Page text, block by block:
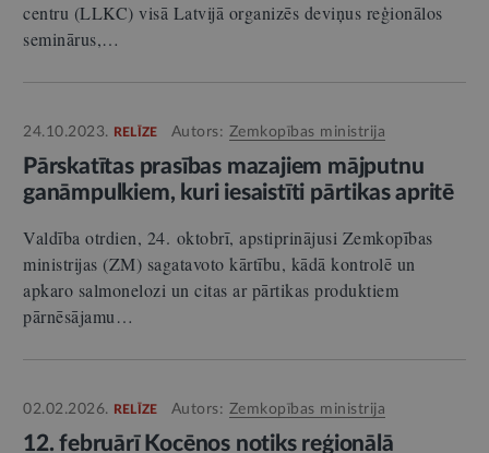
centru (LLKC) visā Latvijā organizēs deviņus reģionālos
seminārus,…
24.10.2023. RELĪZE Autors: Zemkopības ministrija
Pārskatītas prasības mazajiem mājputnu
ganāmpulkiem, kuri iesaistīti pārtikas apritē
Valdība otrdien, 24. oktobrī, apstiprinājusi Zemkopības
ministrijas (ZM) sagatavoto kārtību, kādā kontrolē un
apkaro salmonelozi un citas ar pārtikas produktiem
pārnēsājamu…
02.02.2026. RELĪZE Autors: Zemkopības ministrija
12. februārī Kocēnos notiks reģionālā